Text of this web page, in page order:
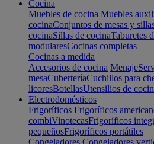
Cocina
Muebles de cocina Muebles
cocinaConjuntos de mesas y
cocinaSillas de cocinaTaburetes
modularesCocinas completas
Cocinas a medida
Accesorios de cocina Menaje
mesaCuberteríaCuchillos para
licoresBotellasUtensilios de
Electrodomésticos
Frigoríficos Frigoríficos
combiVinotecasFrigoríficos
pequeñosFrigoríficos portátiles
Congeladores Congeladores